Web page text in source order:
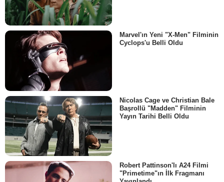
Marvel'ın Yeni "X-Men" Filminin
Cyclops'u Belli Oldu
Nicolas Cage ve Christian Bale
Başrollü "Madden" Filminin
Yayın Tarihi Belli Oldu
Robert Pattinson'lı A24 Filmi
"Primetime"ın İlk Fragmanı